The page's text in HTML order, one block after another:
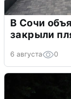
В Сочи
закрыли
6 августа 0